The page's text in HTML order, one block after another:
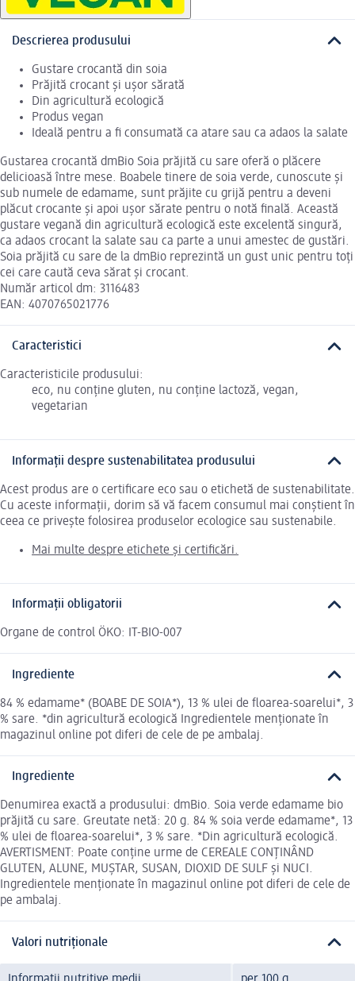
Descrierea produsului
Gustare crocantă din soia
Prăjită crocant și ușor sărată
Din agricultură ecologică
Produs vegan
Ideală pentru a fi consumată ca atare sau ca adaos la salate
Gustarea crocantă dmBio Soia prăjită cu sare oferă o plăcere
delicioasă între mese. Boabele tinere de soia verde, cunoscute și
sub numele de edamame, sunt prăjite cu grijă pentru a deveni
plăcut crocante și apoi ușor sărate pentru o notă finală. Această
gustare vegană din agricultură ecologică este excelentă singură,
ca adaos crocant la salate sau ca parte a unui amestec de gustări.
Soia prăjită cu sare de la dmBio reprezintă un gust unic pentru toți
cei care caută ceva sărat și crocant.
Număr articol dm: 3116483
EAN: 4070765021776
Caracteristici
Caracteristicile produsului:
eco, nu conține gluten, nu conține lactoză, vegan,
vegetarian
Informații despre sustenabilitatea produsului
Acest produs are o certificare eco sau o etichetă de sustenabilitate.
Cu aceste informații, dorim să vă facem consumul mai conștient în
ceea ce privește folosirea produselor ecologice sau sustenabile.
Mai multe despre etichete și certificări.
Informații obligatorii
Organe de control ÖKO: IT-BIO-007
Ingrediente
84 % edamame* (BOABE DE SOIA*), 13 % ulei de floarea-soarelui*, 3
% sare. *din agricultură ecologică Ingredientele menționate în
magazinul online pot diferi de cele de pe ambalaj.
Ingrediente
Denumirea exactă a produsului: dmBio. Soia verde edamame bio
prăjită cu sare. Greutate netă: 20 g. 84 % soia verde edamame*, 13
% ulei de floarea-soarelui*, 3 % sare. *Din agricultură ecologică.
AVERTISMENT: Poate conține urme de CEREALE CONȚINÂND
GLUTEN, ALUNE, MUȘTAR, SUSAN, DIOXID DE SULF și NUCI.
Ingredientele menționate în magazinul online pot diferi de cele de
pe ambalaj.
Valori nutriționale